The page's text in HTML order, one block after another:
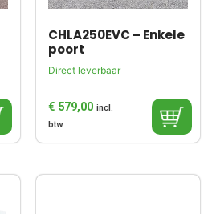
CHLA250EVC – Enkele
poort
Direct leverbaar
€ 579,00 incl.
btw